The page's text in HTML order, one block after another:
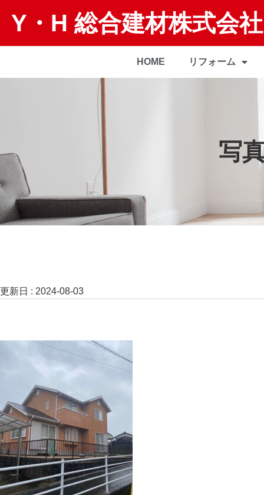
Y・H 総合建材株式会社
HOME リフォーム
写
更新日 : 2024-08-03